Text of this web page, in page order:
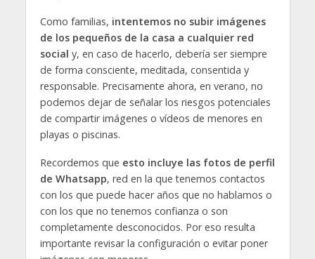
Como familias, intentemos no subir imágenes
de los pequeños de la casa a cualquier red
social y, en caso de hacerlo, debería ser siempre
de forma consciente, meditada, consentida y
responsable. Precisamente ahora, en verano, no
podemos dejar de señalar los riesgos potenciales
de compartir imágenes o vídeos de menores en
playas o piscinas.
Recordemos que esto incluye las fotos de perfil
de Whatsapp, red en la que tenemos contactos
con los que puede hacer años que no hablamos o
con los que no tenemos confianza o son
completamente desconocidos. Por eso resulta
importante revisar la configuración o evitar poner